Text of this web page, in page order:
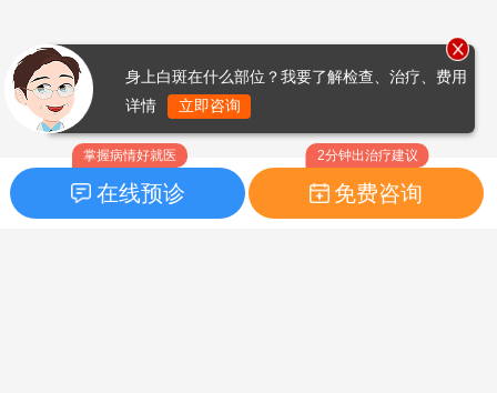
掌握病情好就医
在线预诊
2分钟出治疗建议
免费咨询
身上白斑在什么部位？我要了解检查、治疗、费用
详情
立即咨询